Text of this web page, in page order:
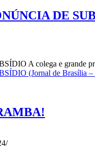
DE
A colega e grande
(Jornal de Brasília –